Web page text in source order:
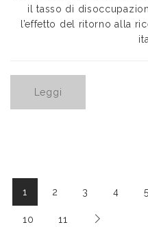
il tasso di
l’effetto del ritorno alla
Leggi
1 2 3 4 5
10 11